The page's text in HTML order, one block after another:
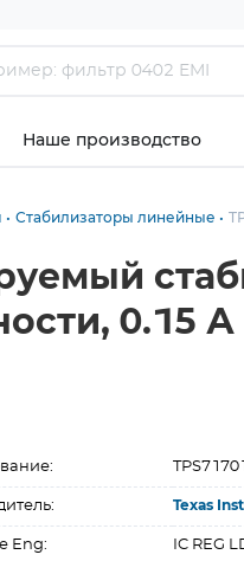
Наше производство
Стабилизаторы линейные
0.15 А
Texas
Eng: IC REG